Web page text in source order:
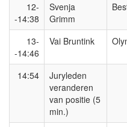
12-
-14:38
Svenja
Grimm
13-
-14:46
Vai Bruntink
14:54
Juryleden
veranderen
van positie (5
min.)